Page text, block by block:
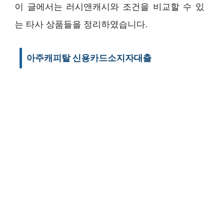
이 글에서는 러시앤캐시와 조건을 비교할 수 있
는 타사 상품들을 정리하였습니다.
아주캐피탈 신용카드소지자대출